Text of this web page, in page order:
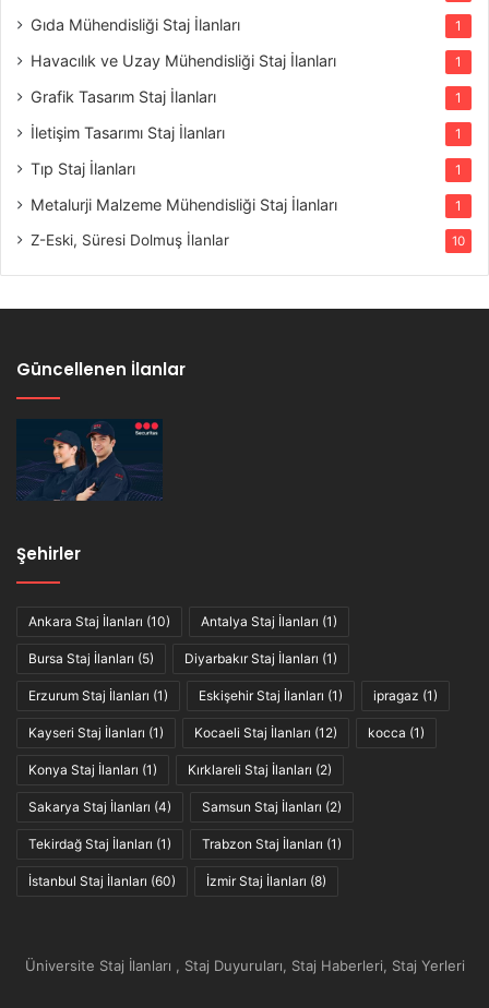
Gıda Mühendisliği Staj İlanları 1
Havacılık ve Uzay Mühendisliği Staj İlanları 1
Grafik Tasarım Staj İlanları 1
İletişim Tasarımı Staj İlanları 1
Tıp Staj İlanları 1
Metalurji Malzeme Mühendisliği Staj İlanları 1
Z-Eski, Süresi Dolmuş İlanlar 10
Güncellenen İlanlar
Şehirler
Ankara Staj İlanları (10) Antalya Staj İlanları (1)
Bursa Staj İlanları (5) Diyarbakır Staj İlanları (1)
Erzurum Staj İlanları (1) Eskişehir Staj İlanları (1) ipragaz (1)
Kayseri Staj İlanları (1) Kocaeli Staj İlanları (12) kocca (1)
Konya Staj İlanları (1) Kırklareli Staj İlanları (2)
Sakarya Staj İlanları (4) Samsun Staj İlanları (2)
Tekirdağ Staj İlanları (1) Trabzon Staj İlanları (1)
İstanbul Staj İlanları (60) İzmir Staj İlanları (8)
Üniversite Staj İlanları , Staj Duyuruları, Staj Haberleri, Staj Yerleri